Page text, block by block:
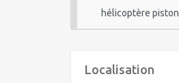
hélicoptère piston
Localisation